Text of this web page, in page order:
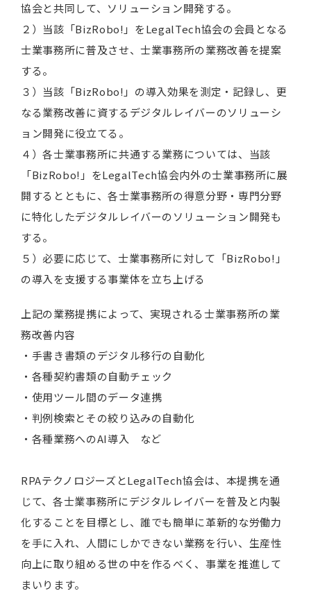
協会と共同して、ソリューション開発する。
２）当該「BizRobo!」をLegalTech協会の会員となる
士業事務所に普及させ、士業事務所の業務改善を提案
する。
３）当該「BizRobo!」の導入効果を測定・記録し、更
なる業務改善に資するデジタルレイバーのソリューシ
ョン開発に役立てる。
４）各士業事務所に共通する業務については、当該
「BizRobo!」をLegalTech協会内外の士業事務所に展
開するとともに、各士業事務所の得意分野・専門分野
に特化したデジタルレイバーのソリューション開発も
する。
５）必要に応じて、士業事務所に対して「BizRobo!」
の導入を支援する事業体を立ち上げる
上記の業務提携によって、実現される士業事務所の業
務改善内容
・手書き書類のデジタル移行の自動化
・各種契約書類の自動チェック
・使用ツール間のデータ連携
・判例検索とその絞り込みの自動化
・各種業務へのAI導入 など
RPAテクノロジーズとLegalTech協会は、本提携を通
じて、各士業事務所にデジタルレイバーを普及と内製
化することを目標とし、誰でも簡単に革新的な労働力
を手に入れ、人間にしかできない業務を行い、生産性
向上に取り組める世の中を作るべく、事業を推進して
まいります。